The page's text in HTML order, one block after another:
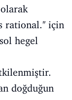
rational.'' için
hegel
doğduğun